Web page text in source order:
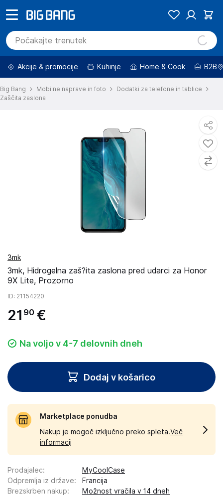
Akcije & promocije Kuhinje Home & Cook B2B
Big Bang Mobilne naprave in foto
Dodatki za telefone in tablice
Zaščita zaslona
3mk
3mk, Hidrogelna zaš?ita zaslona pred udarci za Honor
9X Lite, Prozorno
ID: 21154220
21 90 €
Na voljo v 4-7 delovnih dneh
Dodaj v košarico
Marketplace ponudba
Nakup je mogoč izključno preko spleta.Več
informacij
Prodajalec:
MyCoolCase
Odpremlja iz države:
Francija
Brezskrben nakup: Možnost vračila v 14 dneh